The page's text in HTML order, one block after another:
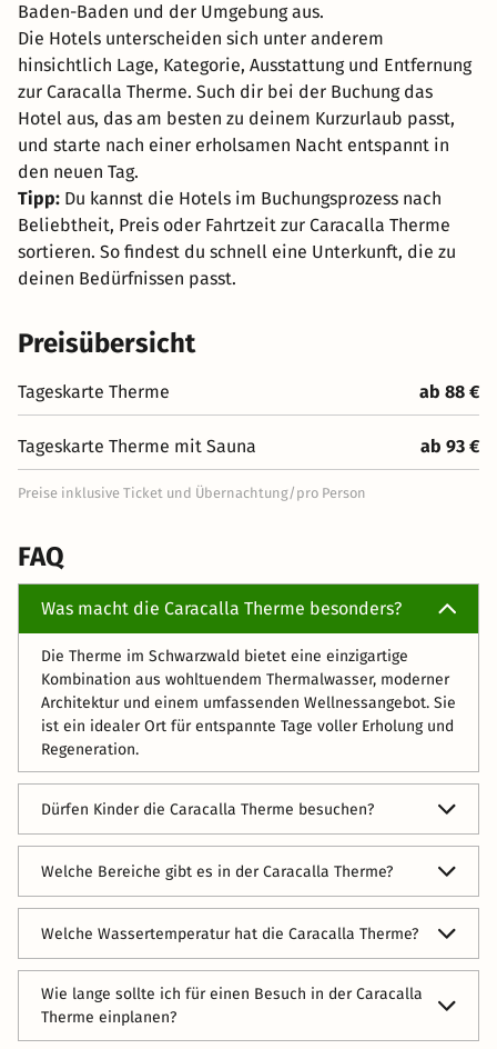
Baden-Baden und der Umgebung aus.
Die Hotels unterscheiden sich unter anderem
hinsichtlich Lage, Kategorie, Ausstattung und Entfernung
zur Caracalla Therme. Such dir bei der Buchung das
Hotel aus, das am besten zu deinem Kurzurlaub passt,
und starte nach einer erholsamen Nacht entspannt in
den neuen Tag.
Tipp: Du kannst die Hotels im Buchungsprozess nach
Beliebtheit, Preis oder Fahrtzeit zur Caracalla Therme
sortieren. So findest du schnell eine Unterkunft, die zu
deinen Bedürfnissen passt.
Preisübersicht
Tageskarte Therme ab 88 €
Tageskarte Therme mit Sauna ab 93 €
Preise inklusive Ticket und Übernachtung/pro Person
FAQ
Was macht die Caracalla Therme besonders?
Die Therme im Schwarzwald bietet eine einzigartige
Kombination aus wohltuendem Thermalwasser, moderner
Architektur und einem umfassenden Wellnessangebot. Sie
ist ein idealer Ort für entspannte Tage voller Erholung und
Regeneration.
Dürfen Kinder die Caracalla Therme besuchen?
geeignet. Der Badebereich bietet ausreichend Platz zum
Schwimmen und Planschen, während der Saunabereich
für Gäste ab 14 Jahren zugänglich ist.
Welche Bereiche gibt es in der Caracalla Therme?
Außenbecken, zwei Whirlpools, eine Heiß- und
Kaltwassergrotte, zahlreiche Massagedüsen sowie ein
Aroma-Dampfbad. Der Saunabereich bietet verschiedene
Saunen, Tauch- und Fußbecken, einen Whirlpool und
Welche Wassertemperatur hat die Caracalla Therme?
29 und 36 Grad Celsius warm:
- Das Innenbecken: 34 °C
Wie lange sollte ich für einen Besuch in der Caracalla
Therme einplanen?